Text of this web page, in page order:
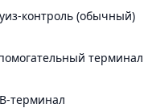
контроль (обычный)
терминал
терминал